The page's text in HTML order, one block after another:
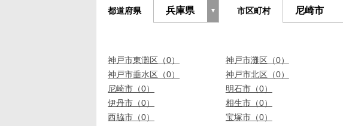
都道府県 市区町村
神戸市東灘区（0） 神戸市灘区（0）
神戸市垂水区（0）
神戸市北区（0）
尼崎市（0）
明石市（0）
伊丹市（0）
相生市（0）
西脇市（0）
宝塚市（0）